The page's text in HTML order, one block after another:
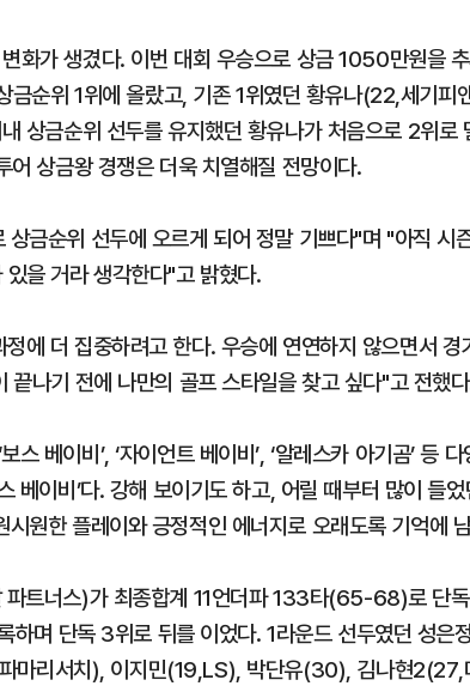
화가 생겼다. 이번 대회 우승으로 상금 1050만원을
순위 1위에 올랐고, 기존 1위였던 황유나(22,세기
상금순위 선두를 유지했던 황유나가 처음으로 2위로
상금왕 경쟁은 더욱 치열해질 전망이다.
금순위 선두에 오르게 되어 정말 기쁘다"며 "아직 시
을 거라 생각한다"고 밝혔다.
에 더 집중하려고 한다. 우승에 연연하지 않으면서
끝나기 전에 나만의 골프 스타일을 찾고 싶다"고 전했
스 베이비’, ‘자이언트 베이비’, ‘알레스카 아기곰’ 등
베이비’다. 강해 보이기도 하고, 어릴 때부터 많이 들
원한 플레이와 긍정적인 에너지로 오래도록 기억에
트너스)가 최종합계 11언더파 133타(65-68)로 단
며 단독 3위로 뒤를 이었다. 1라운드 선두였던 성
마리서치), 이지민(19,LS), 박단유(30), 김나현2(27,